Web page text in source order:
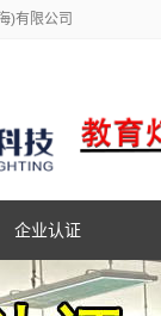
)有限公司
企业认证